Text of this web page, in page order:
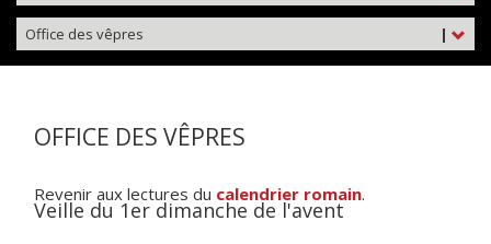
|
Office des vêpres
OFFICE DES VÊPRES
Revenir aux lectures du calendrier romain.
Veille du 1er dimanche de l'avent